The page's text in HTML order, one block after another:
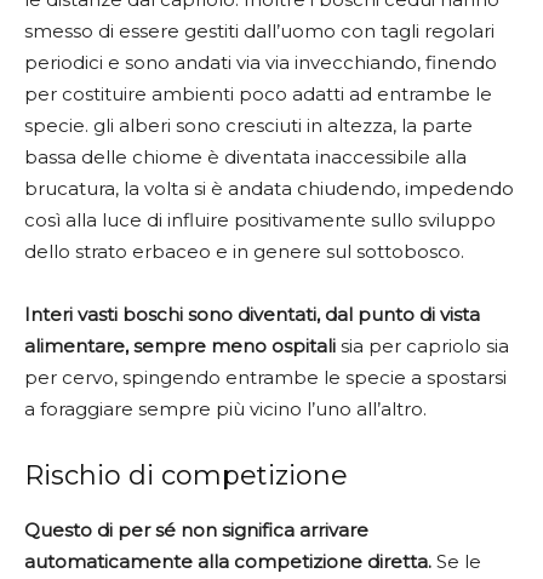
smesso di essere gestiti dall’uomo con tagli regolari
periodici e sono andati via via invecchiando, finendo
per costituire ambienti poco adatti ad entrambe le
specie. gli alberi sono cresciuti in altezza, la parte
bassa delle chiome è diventata inaccessibile alla
brucatura, la volta si è andata chiudendo, impedendo
così alla luce di influire positivamente sullo sviluppo
dello strato erbaceo e in genere sul sottobosco.
Interi vasti boschi sono diventati, dal punto di vista
alimentare, sempre meno ospitali sia per capriolo sia
per cervo, spingendo entrambe le specie a spostarsi
a foraggiare sempre più vicino l’uno all’altro.
Rischio di competizione
Questo di per sé non significa arrivare
automaticamente alla competizione diretta. Se le